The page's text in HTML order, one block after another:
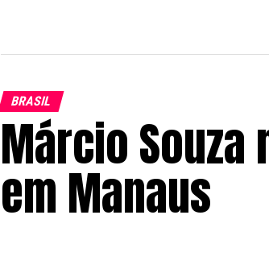
BRASIL
Márcio Souza
em Manaus